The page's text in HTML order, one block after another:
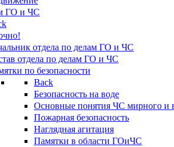
ГО и ЧС
отдела по делам ГО и ЧС
отдела по делам ГО и ЧС
по безопасности
Back
Безопасность на воде
Основные понятия ЧС мирного и
Пожарная безопасность
Наглядная агитация
Памятки в области ГОиЧС